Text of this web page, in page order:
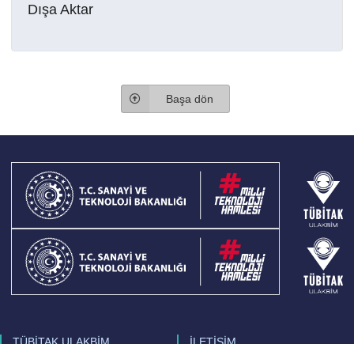
Dışa Aktar
Başa dön